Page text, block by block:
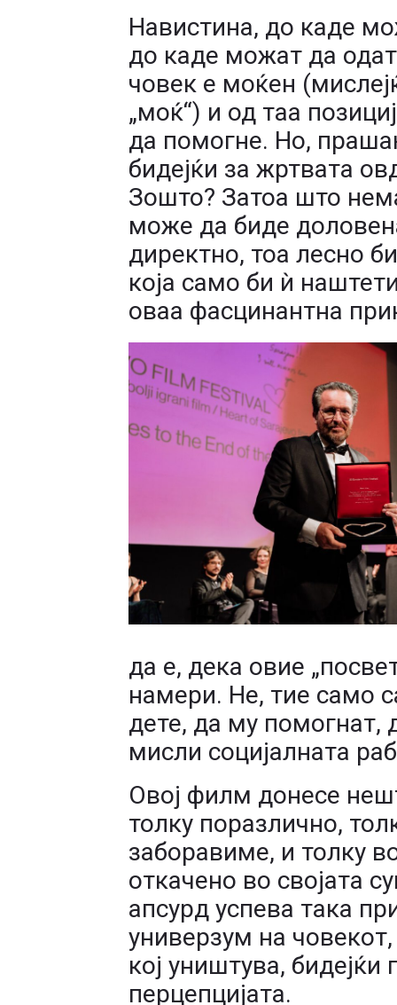
Навистина, до каде
до каде можат да
човек е моќен
„моќ“) и од таа
да помогне. Но,
бидејќи за жртвата
Зошто? Затоа што
може да биде
директно, тоа лесно
која само би ѝ
оваа фасцинантна
да е, дека овие
намери. Не, тие само
дете, да му помогнат,
мисли социјалната
Овој филм донесе
толку поразлично,
заборавиме, и толку
откачено во својата
апсурд успева така
универзум на човекот,
кој уништува,
перцепцијата.